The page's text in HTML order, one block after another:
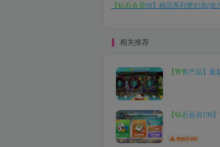
【钻石会员98】精品系列梦幻岛[欢
相关推荐
【寄售产品】最
【钻石会员198
赞助币498